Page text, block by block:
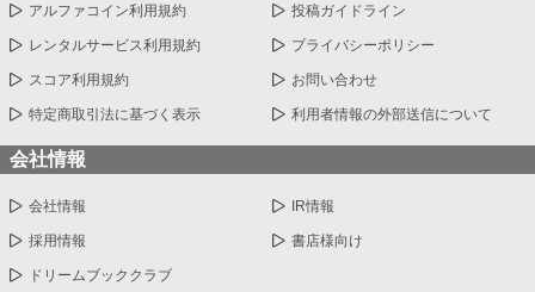
アルファコイン利用規約 投稿ガイドライン
レンタルサービス利用規約 プライバシーポリシー
スコア利用規約 お問い合わせ
特定商取引法に基づく表示 利用者情報の外部送信について
会社情報
会社情報 IR情報
採用情報 書店様向け
ドリームブッククラブ